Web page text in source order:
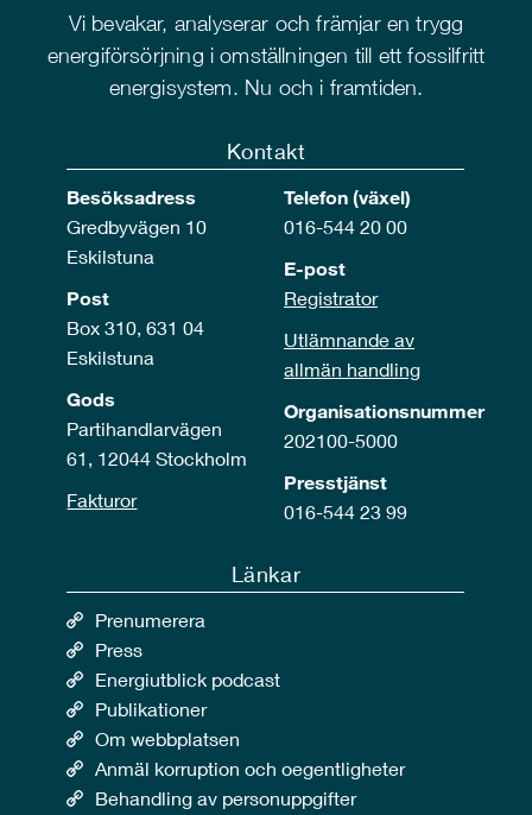
Vi bevakar, analyserar och främjar en trygg
energiförsörjning i omställningen till ett fossilfritt
energisystem. Nu och i framtiden.
Kontakt
Besöksadress
Gredbyvägen 10
Eskilstuna
Post
Box 310, 631 04
Eskilstuna
Gods
Partihandlarvägen
61, 12044 Stockholm
Fakturor
Telefon (växel)
016-544 20 00
E-post
Registrator
Utlämnande av
allmän handling
Organisationsnummer
202100-5000
Presstjänst
016-544 23 99
Länkar
Prenumerera
Press
Energiutblick podcast
Publikationer
Om webbplatsen
Anmäl korruption och oegentligheter
Behandling av personuppgifter